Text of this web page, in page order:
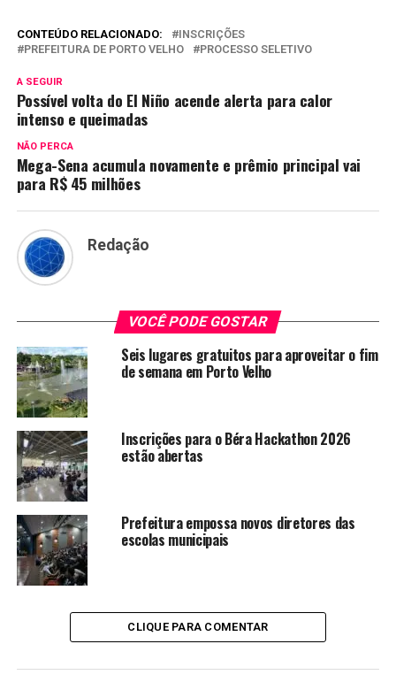
CONTEÚDO RELACIONADO:
INSCRIÇÕES
PREFEITURA DE PORTO VELHO
PROCESSO SELETIVO
A SEGUIR
Possível volta do El Niño acende alerta para calor
intenso e queimadas
NÃO PERCA
Mega-Sena acumula novamente e prêmio principal vai
para R$ 45 milhões
Redação
VOCÊ PODE GOSTAR
Seis lugares gratuitos para aproveitar o fim
de semana em Porto Velho
Inscrições para o Béra Hackathon 2026
estão abertas
Prefeitura empossa novos diretores das
escolas municipais
CLIQUE PARA COMENTAR